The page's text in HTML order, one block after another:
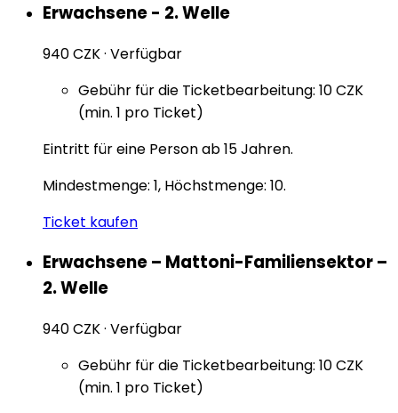
Erwachsene - 2. Welle
940 CZK· Verfügbar
Gebühr für die Ticketbearbeitung: 10 CZK
(min. 1 pro Ticket)
Eintritt für eine Person ab 15 Jahren.
Mindestmenge: 1, Höchstmenge: 10.
Ticket kaufen
Erwachsene – Mattoni-Familiensektor –
2. Welle
940 CZK· Verfügbar
Gebühr für die Ticketbearbeitung: 10 CZK
(min. 1 pro Ticket)